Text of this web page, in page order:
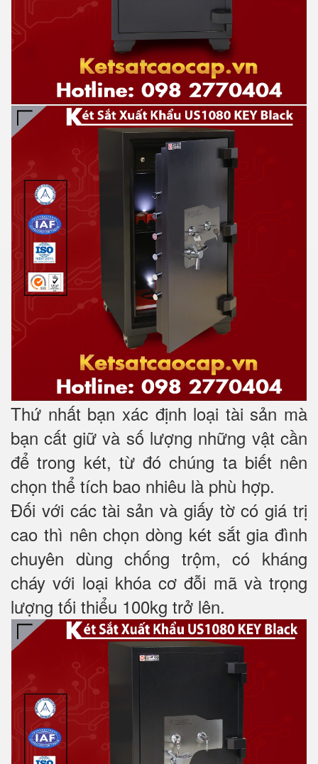
Thứ nhất bạn xác định loại tài sản mà
bạn cất giữ và số lượng những vật cần
để trong két, từ đó chúng ta biết nên
chọn thể tích bao nhiêu là phù hợp.
Đối với các tài sản và giấy tờ có giá trị
cao thì nên chọn dòng két sắt gia đình
chuyên dùng chống trộm, có kháng
cháy với loại khóa cơ đỗi mã và trọng
lượng tối thiểu 100kg trở lên.